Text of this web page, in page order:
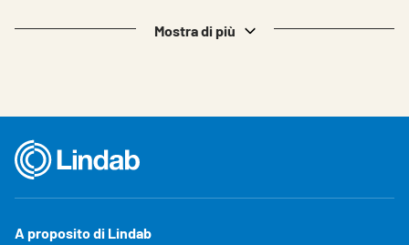
Scegliere la lingua Mostra di più
A proposito di Lindab